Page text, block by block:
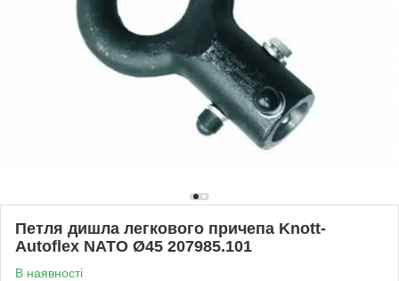
Петля дишла легкового причепа Knott-
Autoflex NATO Ø45 207985.101
В наявності